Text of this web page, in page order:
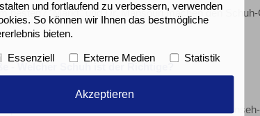
besten? "Markt" und Dr. Mansouri machen den
- Welcher Schuh ist der Richtige?
aus Hannover berichtet im Rahmen des Fernseh-
und fortlaufend zu verbessern, verwenden
So können wir Ihnen das bestmögliche
bieten.
Essenziell Externe Medien Statistik
Akzeptieren